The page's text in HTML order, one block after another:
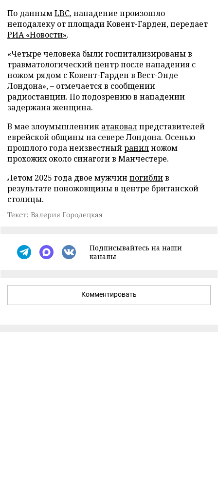
По даннымLBC, нападение произошло
неподалеку от площади Ковент-Гарден, передает
РИА «Новости».
«Четыре человека были госпитализированы в
травматологический центр после нападения с
ножом рядом с Ковент-Гарден в Вест-Энде
Лондона», – отмечается в сообщении
радиостанции. По подозрению в нападении
задержана женщина.
В мае злоумышленник атаковалпредставителей
еврейской общины на севере Лондона. Осенью
прошлого года неизвестныйранилножом
прохожих около синагоги в Манчестере.
Летом 2025 года двое мужчин погиблив
результате поножовщины в центре британской
столицы.
Текст: Валерия Городецкая
Подписывайтесь на наши
каналы
Комментировать